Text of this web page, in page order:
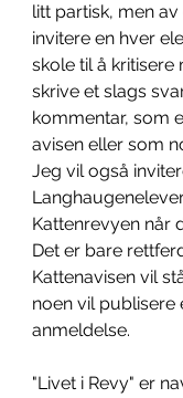
litt partisk, men
invitere en hver
skole til å kritisere
skrive et slags
kommentar, som
avisen eller som
Jeg vil også
Kattenrevyen når
Det er bare
Kattenavisen vil
noen vil publisere
anmeldelse.
"Livet i Revy" er